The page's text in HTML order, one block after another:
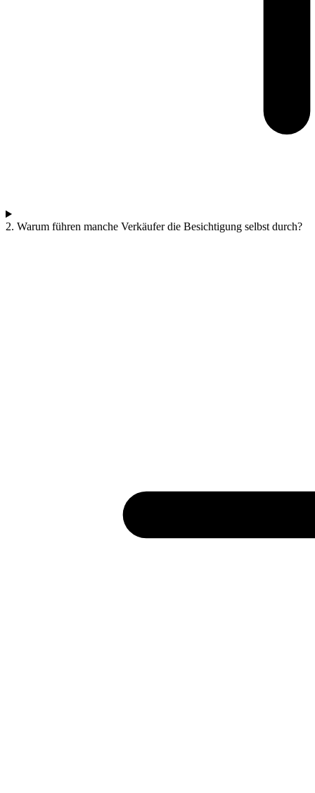
2. Warum führen manche Verkäufer die Besichtigung selbst durch?